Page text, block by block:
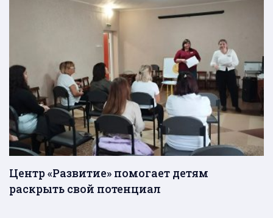
Центр «Развитие» помогает детям
раскрыть свой потенциал